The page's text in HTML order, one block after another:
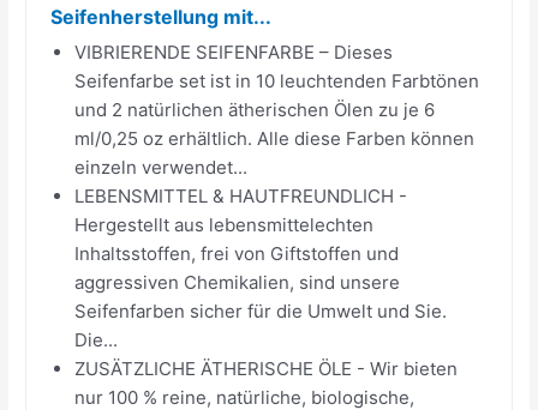
Seifenherstellung mit...
VIBRIERENDE SEIFENFARBE – Dieses
Seifenfarbe set ist in 10 leuchtenden Farbtönen
und 2 natürlichen ätherischen Ölen zu je 6
ml/0,25 oz erhältlich. Alle diese Farben können
einzeln verwendet...
LEBENSMITTEL & HAUTFREUNDLICH -
Hergestellt aus lebensmittelechten
Inhaltsstoffen, frei von Giftstoffen und
aggressiven Chemikalien, sind unsere
Seifenfarben sicher für die Umwelt und Sie.
Die...
ZUSÄTZLICHE ÄTHERISCHE ÖLE - Wir bieten
nur 100 % reine, natürliche, biologische,